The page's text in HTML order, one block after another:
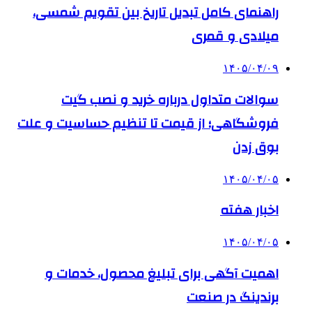
راهنمای کامل تبدیل تاریخ بین تقویم شمسی،
میلادی و قمری
۱۴۰۵/۰۴/۰۹
سوالات متداول درباره خرید و نصب گیت
فروشگاهی؛ از قیمت تا تنظیم حساسیت و علت
بوق زدن
۱۴۰۵/۰۴/۰۵
اخبار هفته
۱۴۰۵/۰۴/۰۵
اهمیت آگهی برای تبلیغ محصول، خدمات و
برندینگ در صنعت